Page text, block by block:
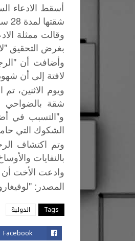
أسقط الادعاء
شقتها لمدة 28 سنة.
وقالت ممثلة
بغرض التحقيق
وأضافت أن
لافتة إلى أن
شقة بالضواحي
و"التسبب في
الشكوك التي
بالنفايات
وادعت الأخت أن الأم
المصدر : "
Tags الدولية
Facebook